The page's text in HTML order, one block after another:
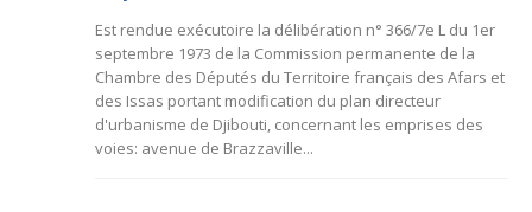
Est rendue exécutoire la délibération n° 366/7e L du 1er
septembre 1973 de la Commission permanente de la
Chambre des Députés du Territoire français des Afars et
des Issas portant modification du plan directeur
d'urbanisme de Djibouti, concernant les emprises des
voies: avenue de Brazzaville...